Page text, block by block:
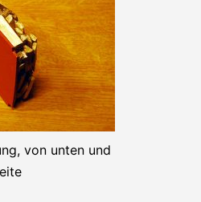
von unten und